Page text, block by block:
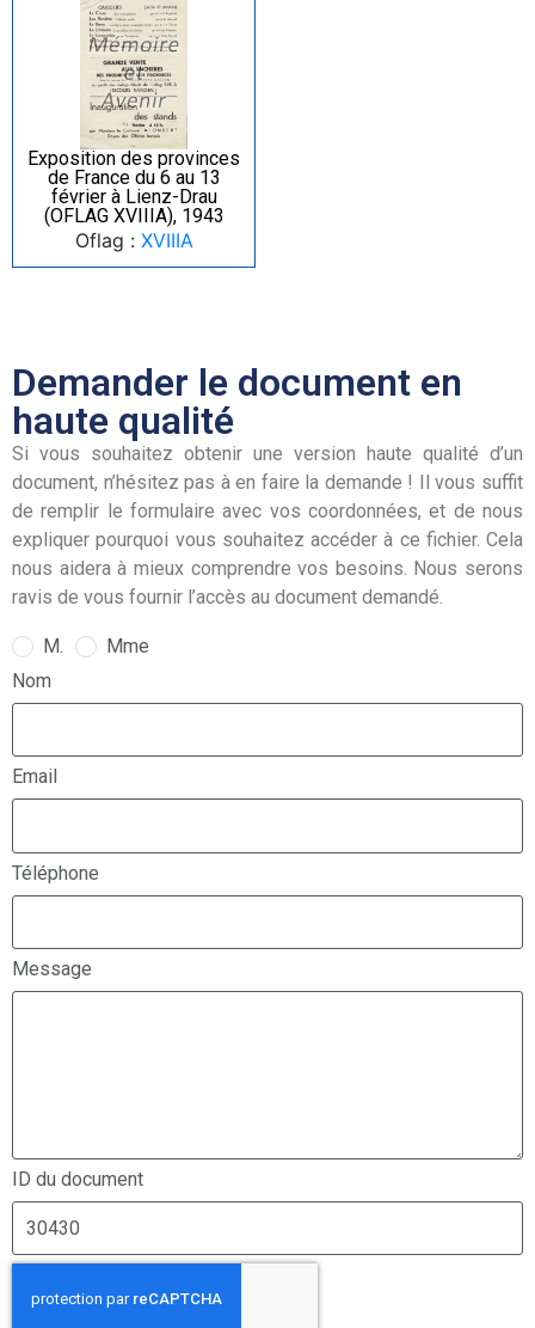
Exposition des provinces
de France du 6 au 13
février à Lienz-Drau
(OFLAG XVIIIA), 1943
Oflag : XVIIIA
Demander le document en
haute qualité
Si vous souhaitez obtenir une version haute qualité d’un
document, n’hésitez pas à en faire la demande ! Il vous suffit
de remplir le formulaire avec vos coordonnées, et de nous
expliquer pourquoi vous souhaitez accéder à ce fichier. Cela
nous aidera à mieux comprendre vos besoins. Nous serons
ravis de vous fournir l’accès au document demandé.
M.
Mme
Nom
Email
Téléphone
Message
ID du document